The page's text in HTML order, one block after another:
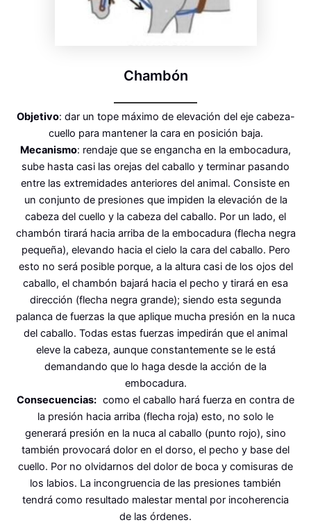
Chambón
Objetivo: dar un tope máximo de elevación del eje cabeza-
cuello para mantener la cara en posición baja.
Mecanismo: rendaje que se engancha en la embocadura,
sube hasta casi las orejas del caballo y terminar pasando
entre las extremidades anteriores del animal. Consiste en
un conjunto de presiones que impiden la elevación de la
cabeza del cuello y la cabeza del caballo. Por un lado, el
chambón tirará hacia arriba de la embocadura (flecha negra
pequeña), elevando hacia el cielo la cara del caballo. Pero
esto no será posible porque, a la altura casi de los ojos del
caballo, el chambón bajará hacia el pecho y tirará en esa
dirección (flecha negra grande); siendo esta segunda
palanca de fuerzas la que aplique mucha presión en la nuca
del caballo. Todas estas fuerzas impedirán que el animal
eleve la cabeza, aunque constantemente se le está
demandando que lo haga desde la acción de la
embocadura.
Consecuencias: como el caballo hará fuerza en contra de
la presión hacia arriba (flecha roja) esto, no solo le
generará presión en la nuca al caballo (punto rojo), sino
también provocará dolor en el dorso, el pecho y base del
cuello. Por no olvidarnos del dolor de boca y comisuras de
los labios. La incongruencia de las presiones también
tendrá como resultado malestar mental por incoherencia
de las órdenes.